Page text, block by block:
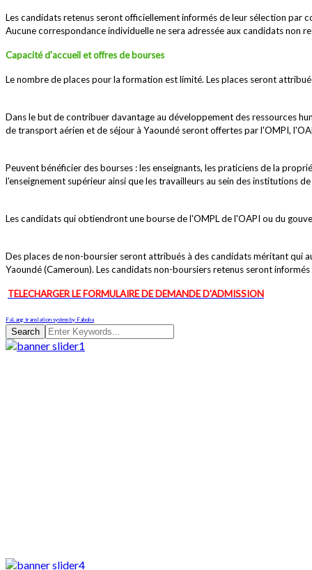
Les candidats retenus seront officiellement informés de leur sélection par
Aucune correspondance individuelle ne sera adressée aux candidats non
Capacité d'accueil et offres de bourses
Le nombre de places pour la formation est limité. Les places seront
Dans le but de contribuer davantage au développement des ressources
de transport aérien et de séjour à Yaoundé seront offertes par l'OMPI,
Peuvent bénéficier des bourses : les enseignants, les praticiens de la
l'enseignement supérieur ainsi que les travailleurs au sein des institutions
Les candidats qui obtiendront une bourse de l'OMPL de l'OAPI ou du
Des places de non-boursier seront attribués à des candidats méritant qui
Yaoundé (Cameroun). Les candidats non-boursiers retenus seront
TELECHARGER LE FORMULAIRE DE DEMANDE D'ADMISSION
FaLang translation system by Faboba
Search